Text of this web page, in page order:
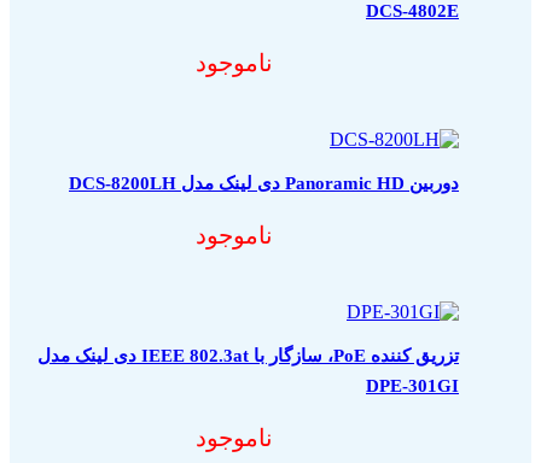
DCS-4802E
ناموجود
دوربین Panoramic HD دی لینک مدل DCS-8200LH
ناموجود
تزریق کننده PoE، سازگار با IEEE 802.3at دی لینک مدل
DPE-301GI
ناموجود